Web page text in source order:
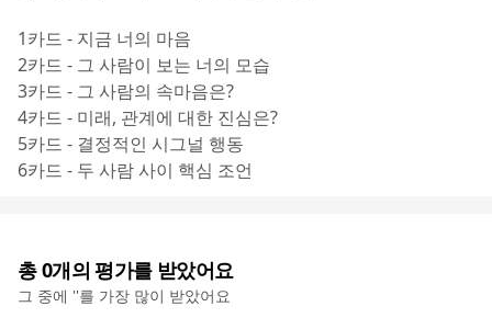
1카드 - 지금 너의 마음
2카드 - 그 사람이 보는 너의 모습
3카드 - 그 사람의 속마음은?
4카드 - 미래, 관계에 대한 진심은?
5카드 - 결정적인 시그널 행동
6카드 - 두 사람 사이 핵심 조언
총0개의 평가를 받았어요
그 중에 ''를 가장 많이 받았어요